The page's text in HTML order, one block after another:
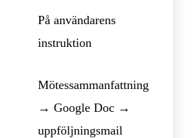
På användarens
instruktion
Mötessammanfattning
→ Google Doc →
uppföljningsmail